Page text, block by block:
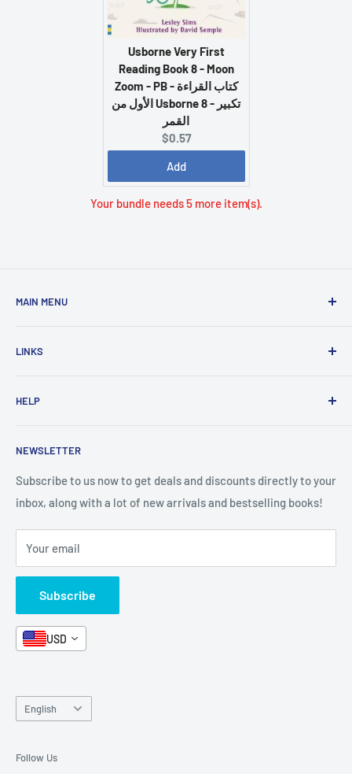
Usborne Very First
Reading Book 8 - Moon
Zoom - PB - كتاب القراءة
الأول من Usborne 8 - تكبير
القمر
C
u
r
e
$0.57
Add
Your bundle needs 5 more item(s).
MAIN MENU
New Arrivals
Shop By Age
All Products
Categories
Stationery
Arabic Books
Format and Subject
Box Sets
Book Bundles!
Contact Us
LINKS
Home page
Contact Us
FAQ
News
Book Fair
HELP
Terms and Conditions
Refund Policy
Search
Shipping
Careers
Contact Us
NEWSLETTER
Subscribe to us now to get deals and discounts directly to your
inbox, along with a lot of new arrivals and bestselling books!
Your email
Subscribe
USD
Language
English
Follow Us